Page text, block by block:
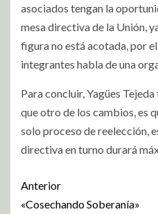
asociados tengan la
mesa directiva de la Unión,
figura no está acotada, por
integrantes habla de una
Para concluir, Yagües
que otro de los cambios, es
solo proceso de reelección,
directiva en turno durará
Anterior
«Cosechando Soberanía»